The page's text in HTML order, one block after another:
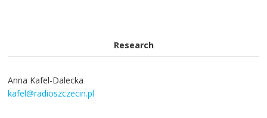
Research
Anna Kafel-Dalecka
kafel@radioszczecin.pl